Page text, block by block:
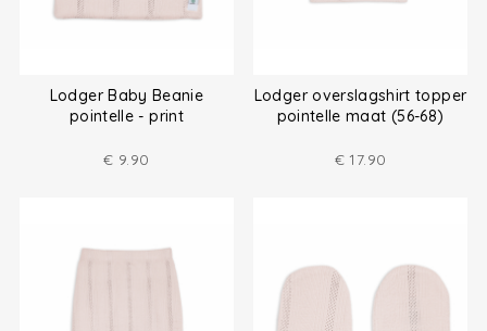
Lodger Baby Beanie
pointelle - print
€ 9.90
Lodger overslagshirt topper
pointelle maat (56-68)
€ 17.90